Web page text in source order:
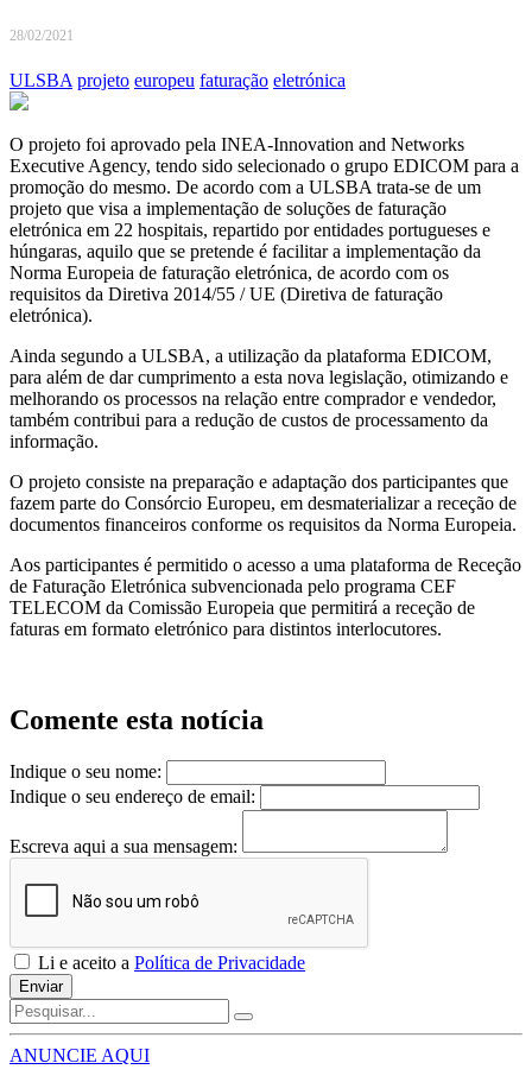
28/02/2021
ULSBA projeto europeu faturação eletrónica
O projeto foi aprovado pela INEA-Innovation and Networks
Executive Agency, tendo sido selecionado o grupo EDICOM para a
promoção do mesmo. De acordo com a ULSBA trata-se de um
projeto que visa a implementação de soluções de faturação
eletrónica em 22 hospitais, repartido por entidades portugueses e
húngaras, aquilo que se pretende é facilitar a implementação da
Norma Europeia de faturação eletrónica, de acordo com os
requisitos da Diretiva 2014/55 / UE (Diretiva de faturação
eletrónica).
Ainda segundo a ULSBA, a utilização da plataforma EDICOM,
para além de dar cumprimento a esta nova legislação, otimizando e
melhorando os processos na relação entre comprador e vendedor,
também contribui para a redução de custos de processamento da
informação.
O projeto consiste na preparação e adaptação dos participantes que
fazem parte do Consórcio Europeu, em desmaterializar a receção de
documentos financeiros conforme os requisitos da Norma Europeia.
Aos participantes é permitido o acesso a uma plataforma de Receção
de Faturação Eletrónica subvencionada pelo programa CEF
TELECOM da Comissão Europeia que permitirá a receção de
faturas em formato eletrónico para distintos interlocutores.
Comente esta notícia
Indique o seu nome:
Indique o seu endereço de email:
Escreva aqui a sua mensagem:
Li e aceito a Política de Privacidade
Enviar
ANUNCIE AQUI